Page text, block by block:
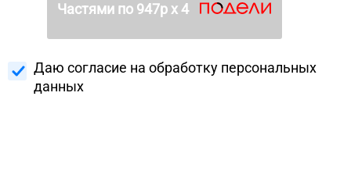
Частями по 947р х 4
Даю согласие на обработку персональных
данных